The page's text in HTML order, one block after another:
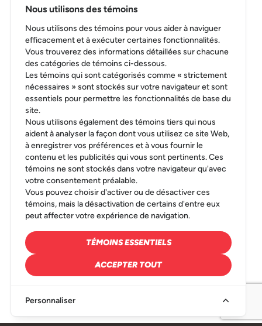
Nous utilisons des témoins
Nous utilisons des témoins pour vous aider à naviguer
efficacement et à exécuter certaines fonctionnalités.
Vous trouverez des informations détaillées sur chacune
des catégories de témoins ci-dessous.
Les témoins qui sont catégorisés comme « strictement
nécessaires » sont stockés sur votre navigateur et sont
essentiels pour permettre les fonctionnalités de base du
site.
Nous utilisons également des témoins tiers qui nous
aident à analyser la façon dont vous utilisez ce site Web,
à enregistrer vos préférences et à vous fournir le
contenu et les publicités qui vous sont pertinents. Ces
témoins ne sont stockés dans votre navigateur qu'avec
votre consentement préalable.
Vous pouvez choisir d'activer ou de désactiver ces
témoins, mais la désactivation de certains d'entre eux
peut affecter votre expérience de navigation.
TÉMOINS ESSENTIELS
ACCEPTER TOUT
Personnaliser